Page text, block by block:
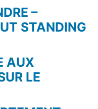
–
STANDING
AUX
LE